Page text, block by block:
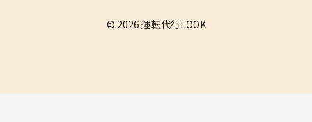
© 2026 運転代行LOOK